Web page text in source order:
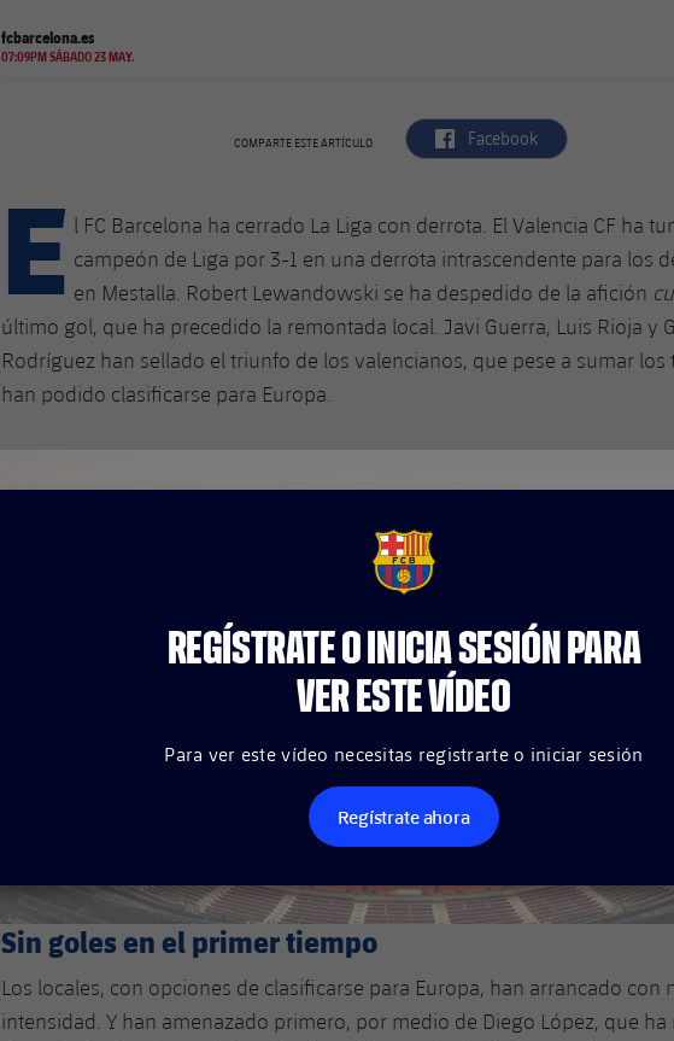
fcbarcelona.es
07:09PM SÁBADO 23 MAY.
COMPARTE ESTE ARTÍCULO label.aria.facebook
Facebook
E l FC Barcelona ha cerrado La Liga con derrota. El Valencia CF ha
campeón de Liga por 3-1 en una derrota intrascendente para los
en Mestalla. Robert Lewandowski se ha despedido de la afición
último gol, que ha precedido la remontada local. Javi Guerra, Luis Rioja y
Rodríguez han sellado el triunfo de los valencianos, que pese a sumar
han podido clasificarse para Europa.
FCB Barcelona badge
REGÍSTRATE O INICIA SESIÓN PARA
VER ESTE VÍDEO
Para ver este vídeo necesitas registrarte o iniciar sesión
Regístrate ahora
Sin goles en el primer tiempo
Los locales, con opciones de clasificarse para Europa, han arrancado con
intensidad. Y han amenazado primero, por medio de Diego López, que